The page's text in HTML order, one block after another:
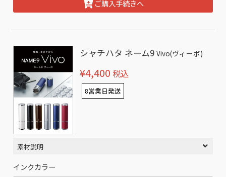
ご購入手続きへ
シャチハタ ネーム9Vivo(ヴィーボ)
¥4,400 税込
8営業日発送
素材説明
インクカラー